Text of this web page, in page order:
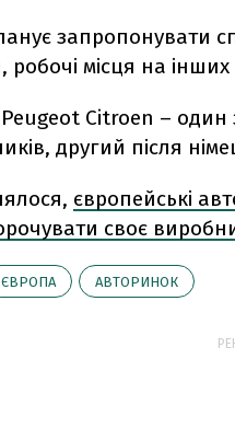
запропонувати
робочі місця на
Citroen – один
другий після
європейські
своє
ЄВРОПА АВТОРИНОК